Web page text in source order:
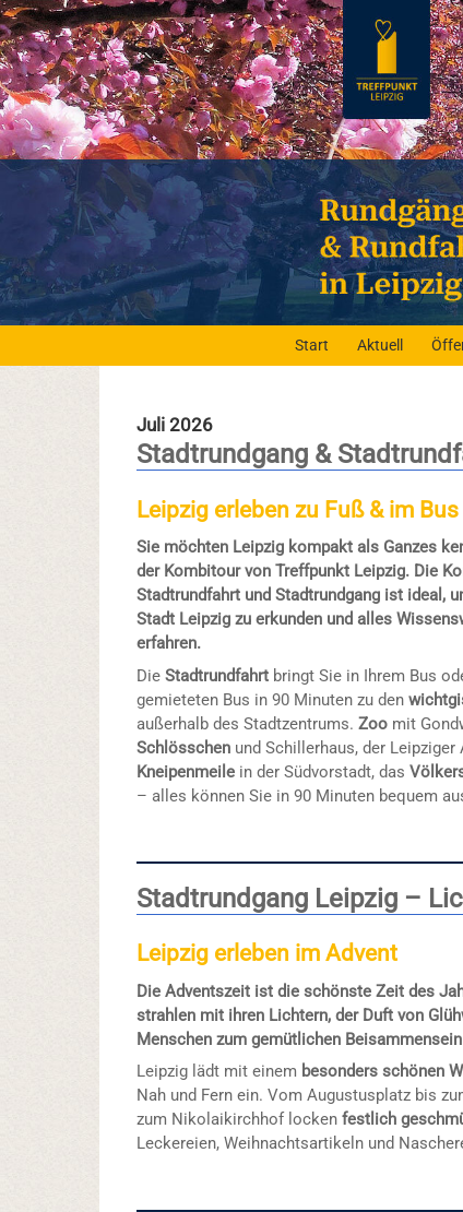
Start Aktuell
Juli 2026
Stadtrundgang &
Leipzig erleben zu Fuß & im
Sie möchten Leipzig kompakt als Ganzes
der Kombitour von Treffpunkt Leipzig. Die
Stadtrundfahrt und Stadtrundgang ist ideal,
Stadt Leipzig zu erkunden und alles
erfahren.
DieStadtrundfahrt bringt Sie in Ihrem Bus
gemieteten Bus in 90 Minuten zu den
außerhalb des Stadtzentrums.Zoo mit
Schlösschen und Schillerhaus, der
Kneipenmeile in der Südvorstadt, das
– alles können Sie in 90 Minuten bequem
Stadtrundgang Leipzig –
Leipzig erleben im Advent
Die Adventszeit ist die schönste Zeit des
strahlen mit ihren Lichtern, der Duft von
Menschen zum gemütlichen
Leipzig lädt mit einem besonders schönen
Nah und Fern ein. Vom Augustusplatz bis
zum Nikolaikirchhof lockenfestlich
Leckereien, Weihnachtsartikeln und